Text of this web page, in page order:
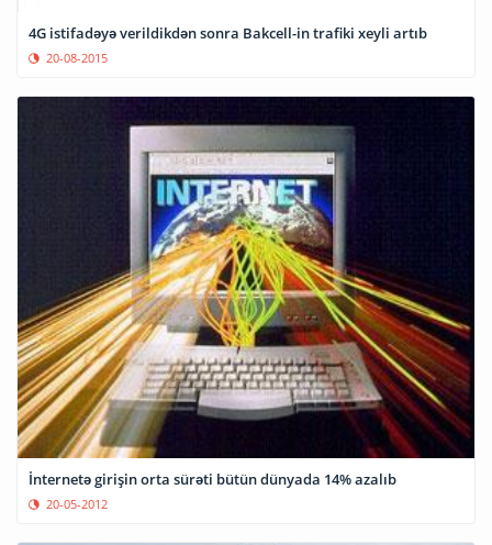
4G istifadəyə verildikdən sonra Bakcell-in trafiki xeyli artıb
20-08-2015
İnternetə girişin orta sürəti bütün dünyada 14% azalıb
20-05-2012